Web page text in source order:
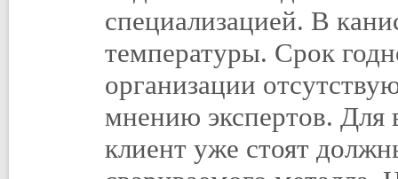
специализацией. В
температуры. Срок
организации
мнению экспертов.
клиент уже стоят